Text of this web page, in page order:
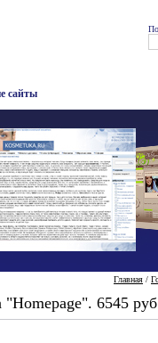
сайты
Главная /
6545